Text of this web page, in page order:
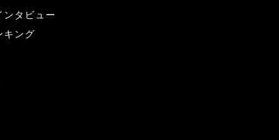
ンタビュー
キング